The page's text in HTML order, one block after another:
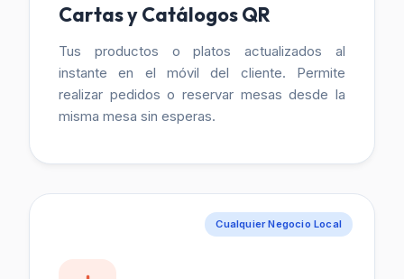
Cartas y Catálogos QR
Tus productos o platos actualizados al
instante en el móvil del cliente. Permite
realizar pedidos o reservar mesas desde la
misma mesa sin esperas.
Cualquier Negocio Local